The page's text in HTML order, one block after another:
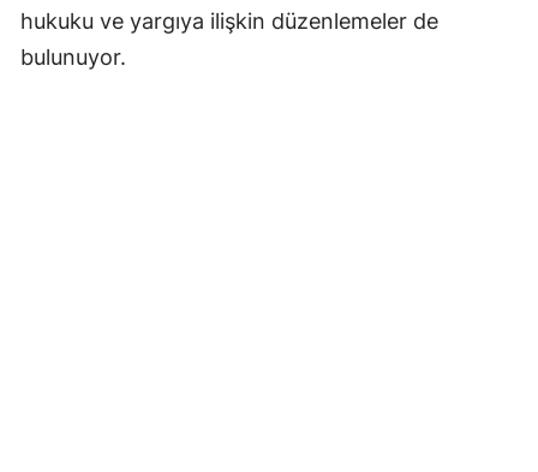
hukuku ve yargıya ilişkin düzenlemeler de
bulunuyor.